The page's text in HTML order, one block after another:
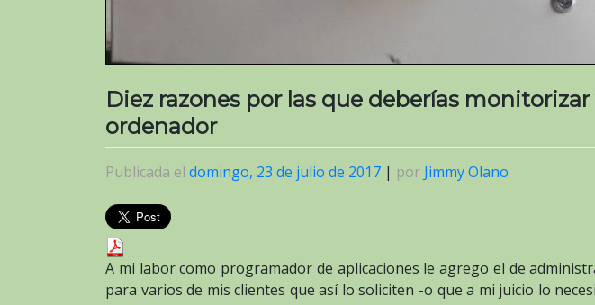
Diez razones por las que deberías
ordenador
Publicada el domingo, 23 de julio de 2017 | por Jimmy Olano
A mi labor como programador de aplicaciones le agrego el de
para varios de mis clientes que así lo soliciten -o que a mi juicio lo